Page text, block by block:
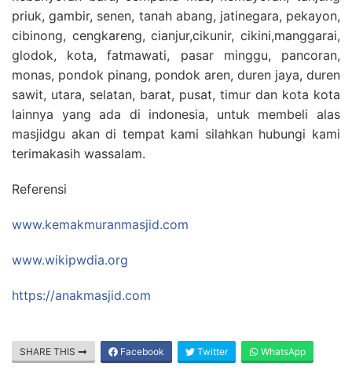
priuk, gambir, senen, tanah abang, jatinegara, pekayon,
cibinong, cengkareng, cianjur,cikunir, cikini,manggarai,
glodok, kota, fatmawati, pasar minggu, pancoran,
monas, pondok pinang, pondok aren, duren jaya, duren
sawit, utara, selatan, barat, pusat, timur dan kota kota
lainnya yang ada di indonesia, untuk membeli alas
masjidgu akan di tempat kami silahkan hubungi kami
terimakasih wassalam.
Referensi
www.kemakmuranmasjid.com
www.wikipwdia.org
https://anakmasjid.com
SHARE THIS Facebook Twitter WhatsApp